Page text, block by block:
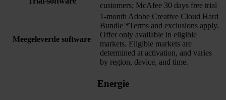
customers; McAfee 30 days free trial
Meegeleverde software
1-month Adobe Creative Cloud Hard
Bundle *Terms and exclusions apply.
Offer only available in eligible
markets. Eligible markets are
determined at activation, and varies
by region, device, and time.
Energie